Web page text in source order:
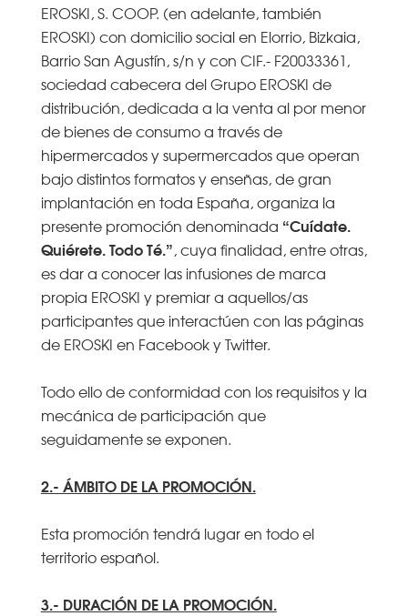
EROSKI, S. COOP. (en adelante, también
EROSKI) con domicilio social en Elorrio, Bizkaia,
Barrio San Agustín, s/n y con CIF.- F20033361,
sociedad cabecera del Grupo EROSKI de
distribución, dedicada a la venta al por menor
de bienes de consumo a través de
hipermercados y supermercados que operan
bajo distintos formatos y enseñas, de gran
implantación en toda España, organiza la
presente promoción denominada “Cuídate.
Quiérete. Todo Té.”, cuya finalidad, entre otras,
es dar a conocer las infusiones de marca
propia EROSKI y premiar a aquellos/as
participantes que interactúen con las páginas
de EROSKI en Facebook y Twitter.
Todo ello de conformidad con los requisitos y la
mecánica de participación que
seguidamente se exponen.
2.- ÁMBITO DE LA PROMOCIÓN.
Esta promoción tendrá lugar en todo el
territorio español.
3.- DURACIÓN DE LA PROMOCIÓN.